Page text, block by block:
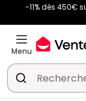
-11% dès 450€
Menu